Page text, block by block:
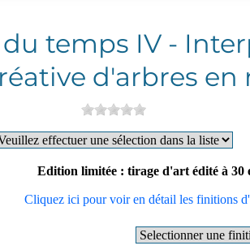
temps IV -
d'arbres en
Edition limitée : tirage d'art édité à 30
Cliquez ici pour voir en détail les finitions